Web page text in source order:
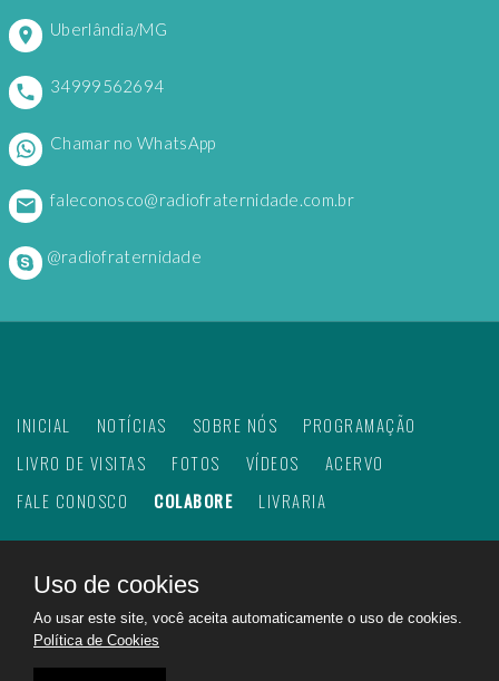
Uberlândia/MG
34999562694
Chamar no WhatsApp
faleconosco@radiofraternidade.com.br
@radiofraternidade
INICIAL NOTÍCIAS SOBRE NÓS
PROGRAMAÇÃO
LIVRO DE VISITAS
FOTOS VÍDEOS
ACERVO
FALE CONOSCO
COLABORE LIVRARIA
2026Web Rádio Fraternidade. Todos os direitos
reservados.
Feito com
no Brasil para todo o mundo!
Rádio Fraternidade a emissora do bem na internet.
Uso de cookies
Ao usar este site, você aceita automaticamente o uso de cookies.
Política de Cookies